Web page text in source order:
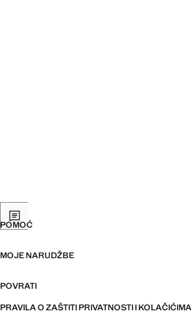
POMOĆ
MOJE NARUDŽBE
POVRATI
PRAVILA O ZAŠTITI PRIVATNOSTI I KOLAČIĆIMA